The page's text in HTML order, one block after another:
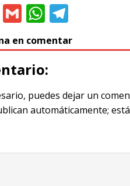
E G
m
ai
l
W
h
at
s
A
p
el
e
ra
m
en comentar
puedes dejar un
automáticamente;